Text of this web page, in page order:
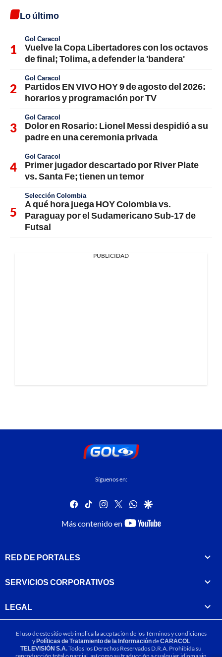
Lo último
Gol Caracol
Vuelve la Copa Libertadores con los octavos
de final; Tolima, a defender la 'bandera'
Gol Caracol
Partidos EN VIVO HOY 9 de agosto del 2026:
horarios y programación por TV
Gol Caracol
Dolor en Rosario: Lionel Messi despidió a su
padre en una ceremonia privada
Gol Caracol
Primer jugador descartado por River Plate
vs. Santa Fe; tienen un temor
Selección Colombia
A qué hora juega HOY Colombia vs.
Paraguay por el Sudamericano Sub-17 de
Futsal
PUBLICIDAD
Síguenos en:
facebook
tiktok instagram
twitterwhatsapp
google
Más contenido en
youtube-
RED DE PORTALES
SERVICIOS CORPORATIVOS
LEGAL
El uso de este sitio web implica la aceptación de losTérminos y condiciones
yPolíticas de Tratamiento de la InformacióndeCARACOL
TELEVISIÓN S.A.Todos los Derechos Reservados D.R.A. Prohibida su
reproducción total o parcial, así como su traducción a cualquier idioma sin